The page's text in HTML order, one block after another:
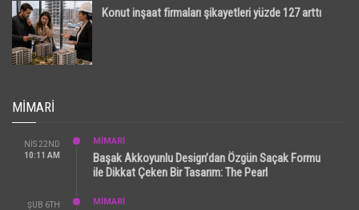
Konut inşaat firmaları şikayetleri yüzde 127 arttı
MIMARI
NIS 22ND
10:11 AM
MİMARİ
Başak Akkoyunlu Design’dan Özgün Saçak Formu
ile Dikkat Çeken Bir Tasarım: The Pearl
ŞUB 6TH
MİMARİ